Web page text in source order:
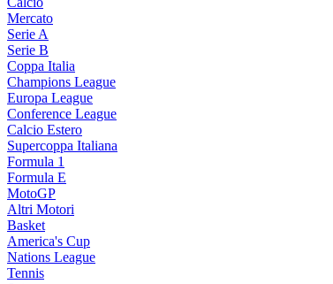
Mercato
Serie A
Serie B
Coppa Italia
Champions League
Europa League
Conference League
Calcio Estero
Supercoppa Italiana
Formula 1
Formula E
MotoGP
Altri Motori
Basket
America's Cup
Nations League
Tennis